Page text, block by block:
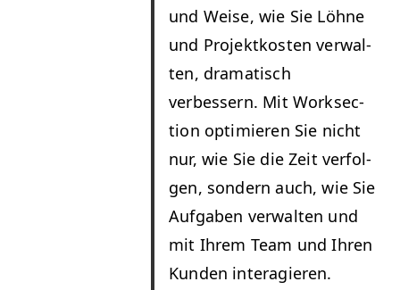
und Weise, wie Sie Löhne
und Pro­jek­tkosten ver­wal­
ten, drama­tisch
verbessern. Mit Work­sec­
tion opti­mieren Sie nicht
nur, wie Sie die Zeit ver­fol­
gen, son­dern auch, wie Sie
Auf­gaben ver­wal­ten und
mit Ihrem Team und Ihren
Kun­den interagieren.